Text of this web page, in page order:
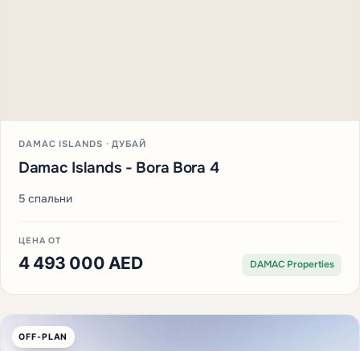
DAMAC ISLANDS · ДУБАЙ
Damac Islands - Bora Bora 4
5 спальни
ЦЕНА ОТ
4 493 000 AED DAMAC Properties
OFF-PLAN